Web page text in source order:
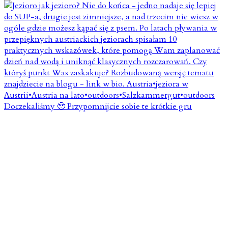
Doczekaliśmy 🥹 Przypomnijcie sobie te krótkie gru